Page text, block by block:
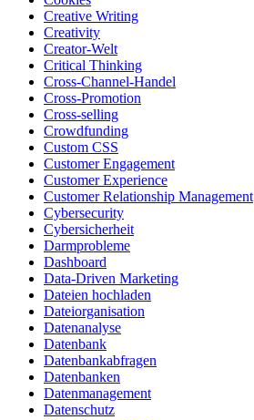
Creative Writing
Creativity
Creator-Welt
Critical Thinking
Cross-Channel-Handel
Cross-Promotion
Cross-selling
Crowdfunding
Custom CSS
Customer Engagement
Customer Experience
Customer Relationship Management
Cybersecurity
Cybersicherheit
Darmprobleme
Dashboard
Data-Driven Marketing
Dateien hochladen
Dateiorganisation
Datenanalyse
Datenbank
Datenbankabfragen
Datenbanken
Datenmanagement
Datenschutz